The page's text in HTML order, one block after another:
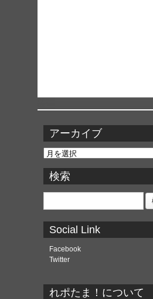
アーカイブ
ア
カ
イ
ブ
検索
検
Social Link
Facebook
Twitter
れポたま！について